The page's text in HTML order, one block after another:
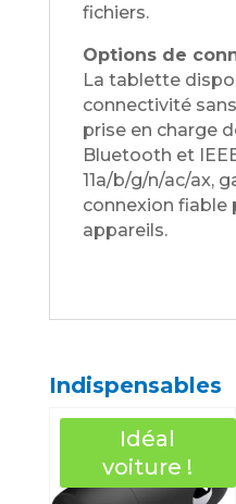
fichiers.
Options de
La tablette
connectivité
prise en charge
Bluetooth et
11a/b/g/n/ac/ax,
connexion fiable
appareils.
Indispensables
Idéal
voiture !